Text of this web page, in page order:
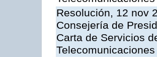
Resolución, 12 nov
Consejería de
Carta de Servicios